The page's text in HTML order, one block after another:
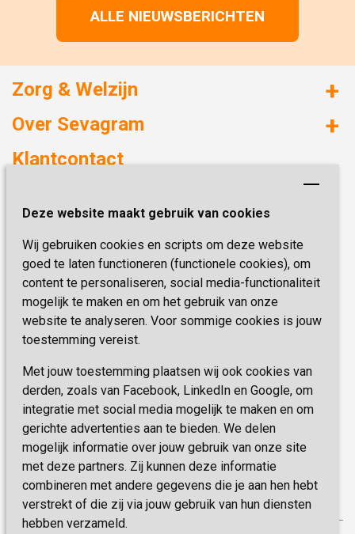
Deze website maakt gebruik van cookies
Wij gebruiken cookies en scripts om deze website
goed te laten functioneren (functionele cookies), om
content te personaliseren, social media-functionaliteit
mogelijk te maken en om het gebruik van onze
website te analyseren. Voor sommige cookies is jouw
toestemming vereist.
Met jouw toestemming plaatsen wij ook cookies van
derden, zoals van Facebook, LinkedIn en Google, om
integratie met social media mogelijk te maken en om
gerichte advertenties aan te bieden. We delen
mogelijk informatie over jouw gebruik van onze site
met deze partners. Zij kunnen deze informatie
combineren met andere gegevens die je aan hen hebt
verstrekt of die zij via jouw gebruik van hun diensten
hebben verzameld.
ALLE NIEUWSBERICHTEN
Zorg & Welzijn
Huizen met zorg
Onze specialiteiten
Over Sevagram
Duurzaamheid
Kwaliteit & Klantbeleving
Missie & Visie
Vastgoed
Innovatie
Klantcontact
6419 PB Heerlen
Telefoon:0900 777 4 777
E-mail:zorgbemiddeling@sevagram.nl
Schrijf je nu in!
Blijf op de hoogte van de laatste activiteiten en
nieuwtjes met onze nieuwsbrief
INSCHRIJVEN